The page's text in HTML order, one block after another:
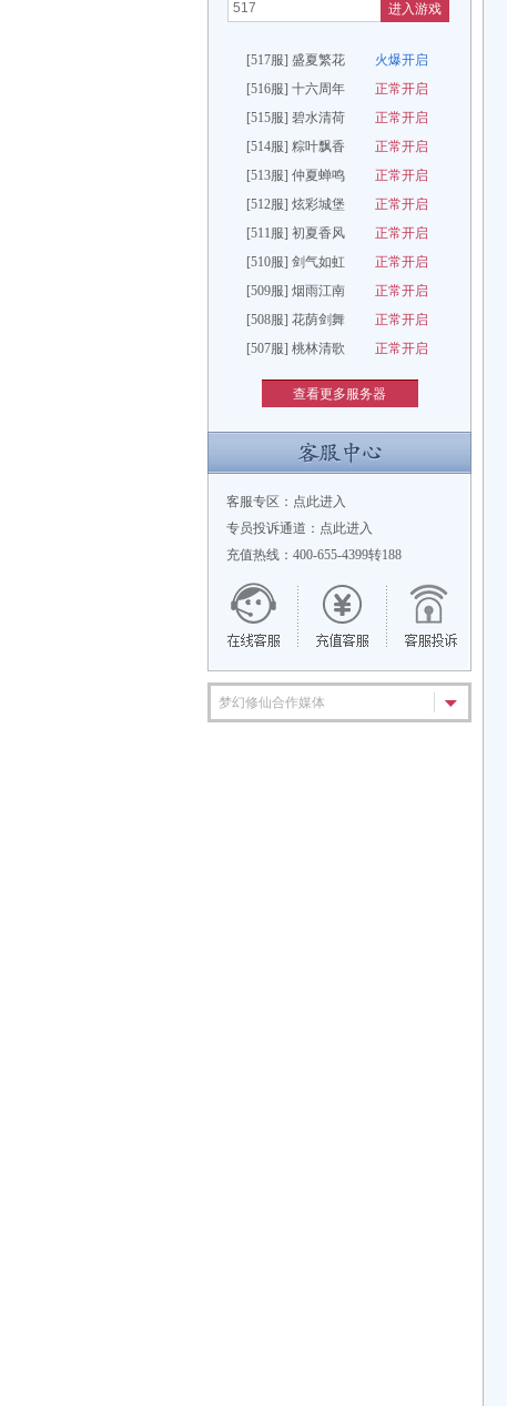
进入游戏
[517服] 盛夏繁花
火爆开启
[516服] 十六周年
正常开启
[515服] 碧水清荷
正常开启
[514服] 粽叶飘香
正常开启
[513服] 仲夏蝉鸣
正常开启
[512服] 炫彩城堡
正常开启
[511服] 初夏香风
正常开启
[510服] 剑气如虹
正常开启
[509服] 烟雨江南
正常开启
[508服] 花荫剑舞
正常开启
[507服] 桃林清歌
正常开启
查看更多服务器
客服专区： 点此进入
专员投诉通道： 点此进入
充值热线：400-655-4399转188
梦幻修仙合作媒体